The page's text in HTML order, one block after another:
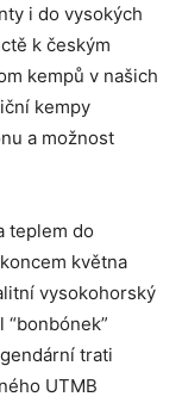
i do vysokých
k českým
kempů v našich
kempy
a možnost
teplem do
května
vysokohorský
trati
UTMB